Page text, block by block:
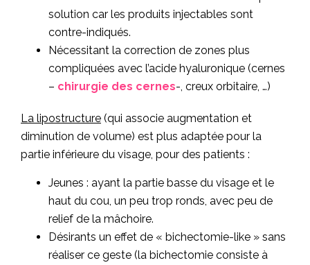
solution car les produits injectables sont
contre-indiqués.
Nécessitant la correction de zones plus
compliquées avec l’acide hyaluronique (cernes
– chirurgie des cernes-, creux orbitaire, …)
La lipostructure (qui associe augmentation et
diminution de volume) est plus adaptée pour la
partie inférieure du visage, pour des patients :
Jeunes : ayant la partie basse du visage et le
haut du cou, un peu trop ronds, avec peu de
relief de la mâchoire.
Désirants un effet de « bichectomie-like » sans
réaliser ce geste (la bichectomie consiste à